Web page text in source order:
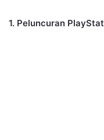
1. Peluncuran